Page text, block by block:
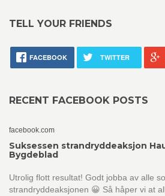
TELL YOUR FRIENDS
FACEBOOK TWITTER
RECENT FACEBOOK POSTS
facebook.com
Suksessen strandryddeaksjon
Bygdeblad
Utrolig flott resultat! Godt jobba av alle
strandryddeaksjonen 😀 Så håper vi at